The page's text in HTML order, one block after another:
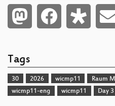
Tags
30 2026 wicmp11 Raum
wicmp11-eng
wicmp11 Day 3